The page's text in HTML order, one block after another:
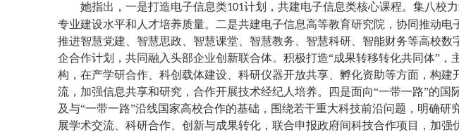
她指出，一是打造电子信息类101计划，共建电子信息类核心课程。集八校
专业建设水平和人才培养质量。二是共建电子信息高等教育研究院，协同推动电
推进智慧党建、智慧思政、智慧课堂、智慧教务、智慧科研、智能财务等高校
企合作计划，共同融入头部企业创新联合体。 积极打造“成果转移转化共同体”，
构，在产学研合作、科创载体建设、科研仪器开放共享、孵化资助等方面，构
流，加强信息共享和研究，合作开展技术经纪人培养。
四是面向“一带一路”的国
及与“一带一路”沿线国家高校合作的基础，围绕若干重大科技前沿问题，明确
展学术交流、科研合作、创新与成果转化，联合申报政府间科技合作项目，加强